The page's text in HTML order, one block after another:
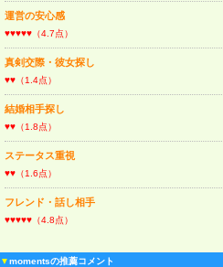
運営の安心感
♥♥♥♥♥（4.7点）
真剣交際・彼女探し
♥♥（1.4点）
結婚相手探し
♥♥（1.8点）
ステータス重視
♥♥（1.6点）
フレンド・話し相手
♥♥♥♥♥（4.8点）
▼momentsの推薦コメント